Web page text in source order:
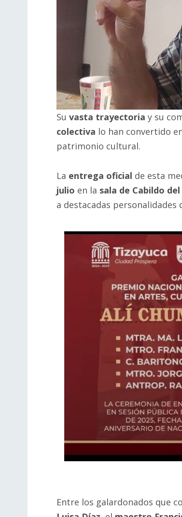
Su vasta trayectoria y su
colectiva lo han convertido
patrimonio cultural.
La entrega oficial de esta
julio en la sala de Cabildo
a destacadas
Entre los galardonados que